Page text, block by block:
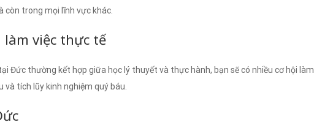
còn trong mọi lĩnh vực khác.
làm việc thực tế
Đức thường kết hợp giữa học lý thuyết và thực hành, bạn sẽ có nhiều cơ hội làm
và tích lũy kinh nghiệm quý báu.